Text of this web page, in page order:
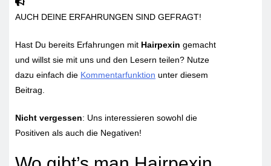
AUCH DEINE ERFAHRUNGEN SIND GEFRAGT!
Hast Du bereits Erfahrungen mit Hairpexin gemacht
und willst sie mit uns und den Lesern teilen? Nutze
dazu einfach die Kommentarfunktion unter diesem
Beitrag.
Nicht vergessen: Uns interessieren sowohl die
Positiven als auch die Negativen!